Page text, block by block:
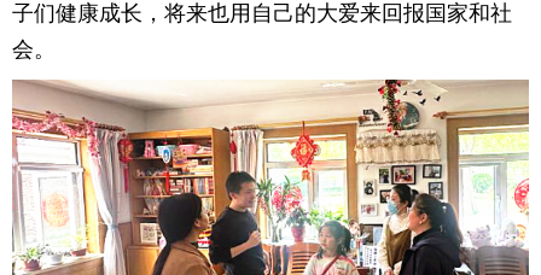
子们健康成长，将来也用自己的大爱来回报国家和社
会。